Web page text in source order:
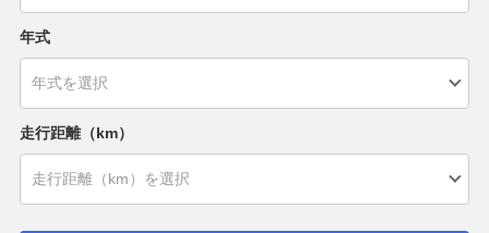
年式
走行距離（km）